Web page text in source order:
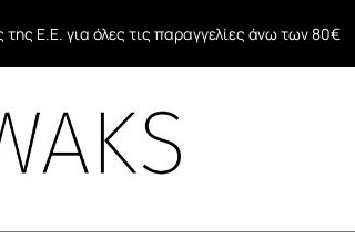
τις παραγγελίες άνω των 40€ εντός Ελλάδος